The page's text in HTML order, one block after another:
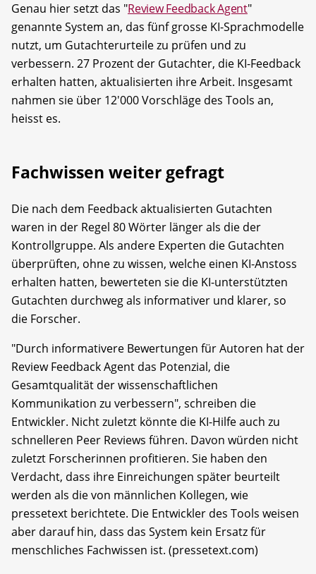
Genau hier setzt das "Review Feedback Agent"
genannte System an, das fünf grosse KI-Sprachmodelle
nutzt, um Gutachterurteile zu prüfen und zu
verbessern. 27 Prozent der Gutachter, die KI-Feedback
erhalten hatten, aktualisierten ihre Arbeit. Insgesamt
nahmen sie über 12'000 Vorschläge des Tools an,
heisst es.
Fachwissen weiter gefragt
Die nach dem Feedback aktualisierten Gutachten
waren in der Regel 80 Wörter länger als die der
Kontrollgruppe. Als andere Experten die Gutachten
überprüften, ohne zu wissen, welche einen KI-Anstoss
erhalten hatten, bewerteten sie die KI-unterstützten
Gutachten durchweg als informativer und klarer, so
die Forscher.
"Durch informativere Bewertungen für Autoren hat der
Review Feedback Agent das Potenzial, die
Gesamtqualität der wissenschaftlichen
Kommunikation zu verbessern", schreiben die
Entwickler. Nicht zuletzt könnte die KI-Hilfe auch zu
schnelleren Peer Reviews führen. Davon würden nicht
zuletzt Forscherinnen profitieren. Sie haben den
Verdacht, dass ihre Einreichungen später beurteilt
werden als die von männlichen Kollegen, wie
pressetext berichtete. Die Entwickler des Tools weisen
aber darauf hin, dass das System kein Ersatz für
menschliches Fachwissen ist. (pressetext.com)